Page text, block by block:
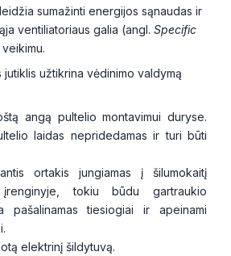
sumažinti energijos sąnaudas ir
ventiliatoriaus galia (angl. Specific
jutiklis užtikrina vėdinimo valdymą
angą pultelio montavimui duryse.
laidas nepridedamas ir turi būti
ortakis jungiamas į šilumokaitį
tokiu būdu gartraukio
pašalinamas tiesiogiai ir apeinami
elektrinį šildytuvą.